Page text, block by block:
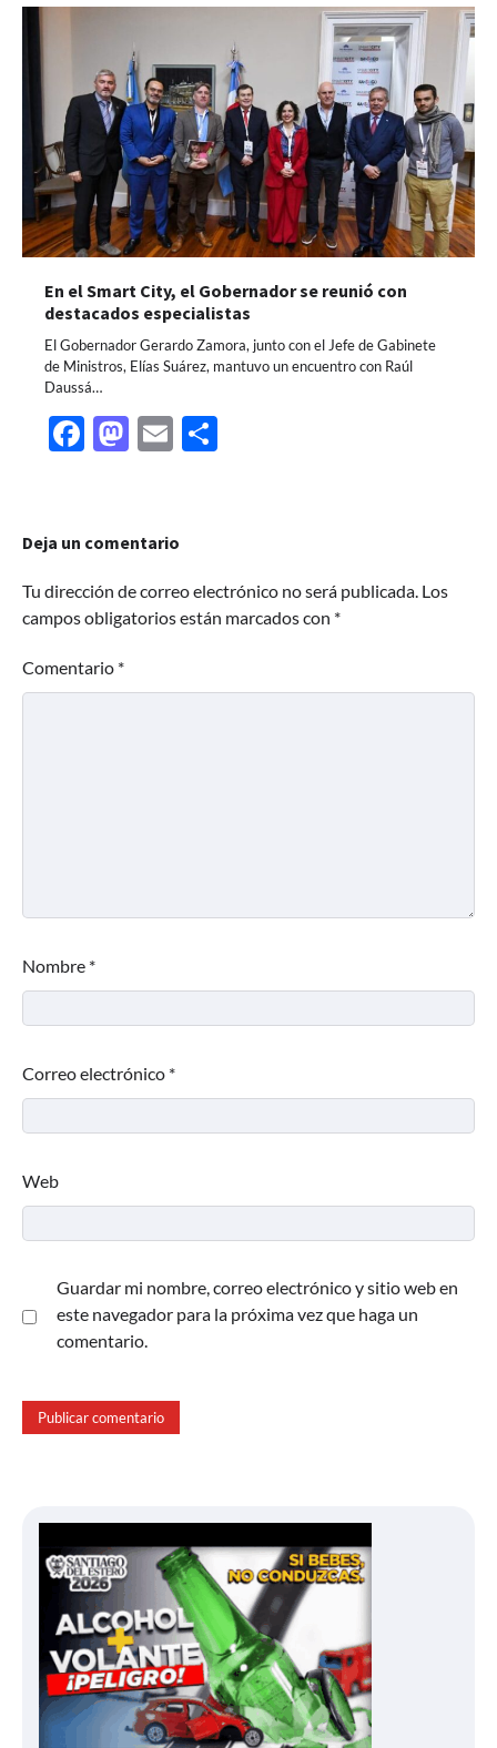
En el Smart City, el Gobernador se reunió con
destacados especialistas
El Gobernador Gerardo Zamora, junto con el Jefe de Gabinete
de Ministros, Elías Suárez, mantuvo un encuentro con Raúl
Daussá…
Facebook
Mastodon
Email
Deja un comentario
Tu dirección de correo electrónico no será publicada. Los
campos obligatorios están marcados con *
Comentario *
Nombre *
Correo electrónico *
Web
Guardar mi nombre, correo electrónico y sitio web en
este navegador para la próxima vez que haga un
comentario.